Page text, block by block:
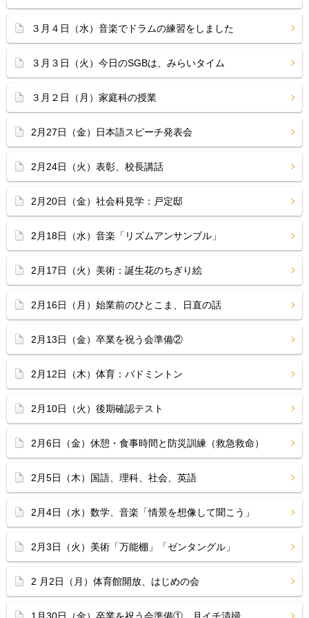
３月４日（水）音楽でドラムの練習をしました
３月３日（火）今日のSGBは、みらいタイム
３月２日（月）家庭科の授業
2月27日（金）日本語スピーチ発表会
2月24日（火）表彰、校長講話
2月20日（金）社会科見学：戸定邸
2月18日（水）音楽「リズムアンサンブル」
2月17日（火）美術：誕生花のちぎり絵
2月16日（月）始業前のひとこま、日直の話
2月13日（金）卒業を祝う会準備②
2月12日（木）体育：バドミントン
2月10日（火）後期確認テスト
2月6日（金）休憩・食事時間と防災訓練（救急救命）
2月5日（木）国語、理科、社会、英語
2月4日（水）数学、音楽「情景を想像して聞こう」
2月3日（火）美術「万能棚」「ゼンタングル」
2 月2日（月）体育館開放、はじめの会